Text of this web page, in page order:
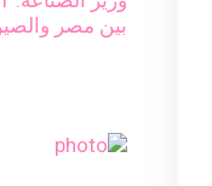
بين مصر والصين